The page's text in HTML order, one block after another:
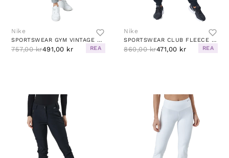
Nike
SPORTSWEAR GYM VINTAGE WOMEN'S PANTS DK GREY HEATHER/WHITE
757,00 kr491,00 kr REA
Nike
SPORTSWEAR CLUB FLEECE WOMEN'S MID-RISE PANTS BLACK/WHITE
860,00 kr471,00 kr REA